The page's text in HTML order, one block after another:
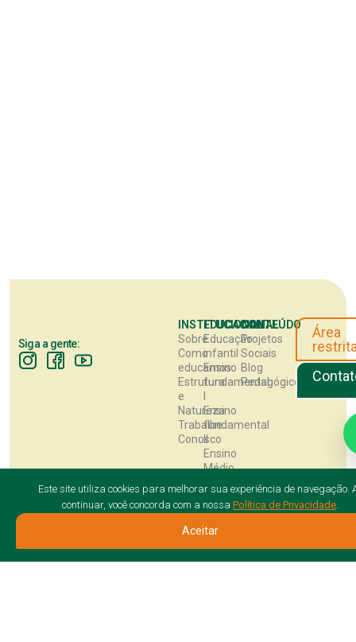
Siga a gente:
INSTITUCIONAL
Sobre
Como
educamos
Estrutura
e
Natureza
Trabalhe
Conosco
EDUCACIONAL
Educação
infantil
Ensino
fundamental
Ensino
fundamental
II
Ensino
Médio
CONTEÚDO
Blog
Pedagógico
Projetos
Sociais
Área
Receba nossas novidades Nossos parceiros:
Este site utiliza cookies para melhorar sua experiência de navegação.
continuar, você concorda com a nossa Política de Privacidade.
Aceitar